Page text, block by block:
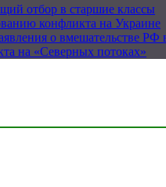
отбор в старшие классы
конфликта на Украине
о вмешательстве
на «Северных потоках»